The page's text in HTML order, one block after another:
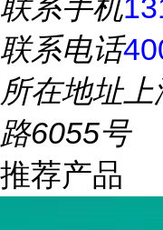
联系手机
联系电话
所在地址上
路6055号
推荐产品